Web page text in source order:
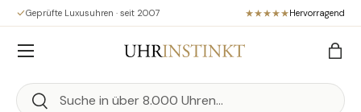
Direkt zum Inhalt
Geprüfte Luxusuhren · seit 2007 Hervorragend
Suchen
Suchen
Menü